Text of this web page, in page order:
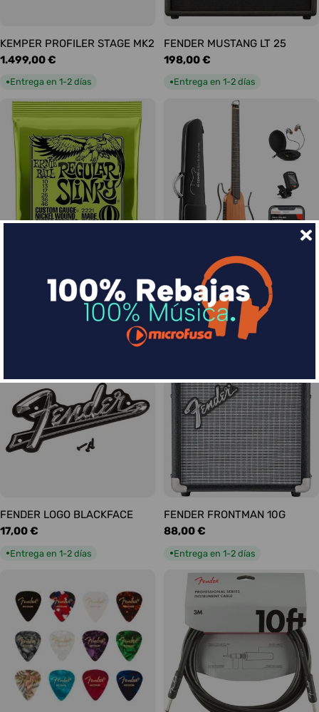
KEMPER PROFILER STAGE MK2
Precio
habitual
1.499,00 €
●Entrega en 1-2 días
FENDER MUSTANG LT 25
Precio
habitual
198,00 €
●Entrega en 1-2 días
Slinky Regular 10-46
DONNER HUSH-I Silent Guitar
Caoba
Precio
habitual
339,00 €
Entrega en 1-2 días
FENDER LOGO BLACKFACE
Precio
17,00 €
●Entrega en 1-2 días
FENDER FRONTMAN 10G
Precio
88,00 €
●Entrega en 1-2 días